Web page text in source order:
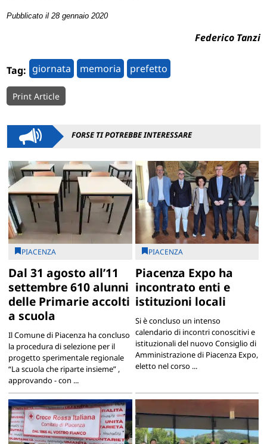
Pubblicato il 28 gennaio 2020
Federico Tanzi
Tag: giornata memoria prefetto
Print Article
FORSE TI POTREBBE INTERESSARE
PIACENZA
Dal 31 agosto all’11
settembre 610 alunni
delle Primarie accolti
a scuola
Il Comune di Piacenza ha concluso
la procedura di selezione per il
progetto sperimentale regionale
“La scuola che riparte insieme” ,
approvando - con ...
PIACENZA
Piacenza Expo ha
incontrato enti e
istituzioni locali
Si è concluso un intenso
calendario di incontri conoscitivi e
istituzionali del nuovo Consiglio di
Amministrazione di Piacenza Expo,
eletto nel corso ...